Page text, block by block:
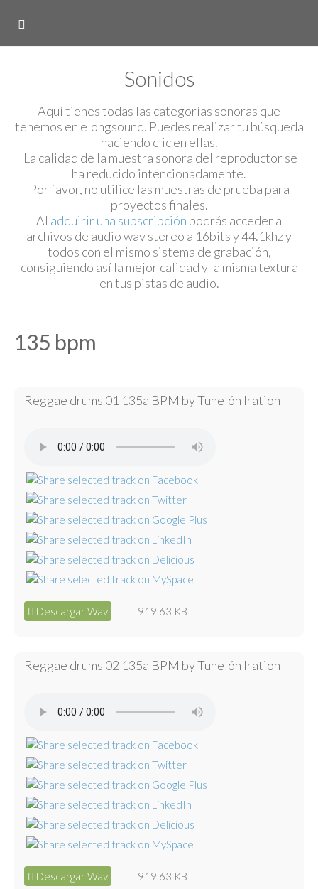
Sonidos
Aquí tienes todas las categorías sonoras que
tenemos en elongsound. Puedes realizar tu búsqueda
haciendo clic en ellas.
La calidad de la muestra sonora del reproductor se
ha reducido intencionadamente.
Por favor, no utilice las muestras de prueba para
proyectos finales.
Al adquirir una subscripción podrás acceder a
archivos de audio wav stereo a 16bits y 44.1khz y
todos con el mismo sistema de grabación,
consiguiendo así la mejor calidad y la misma textura
en tus pistas de audio.
135 bpm
Reggae drums 01 135a BPM by Tunelón Iration
Descargar Wav 919.63 KB
Reggae drums 02 135a BPM by Tunelón Iration
Descargar Wav 919.63 KB